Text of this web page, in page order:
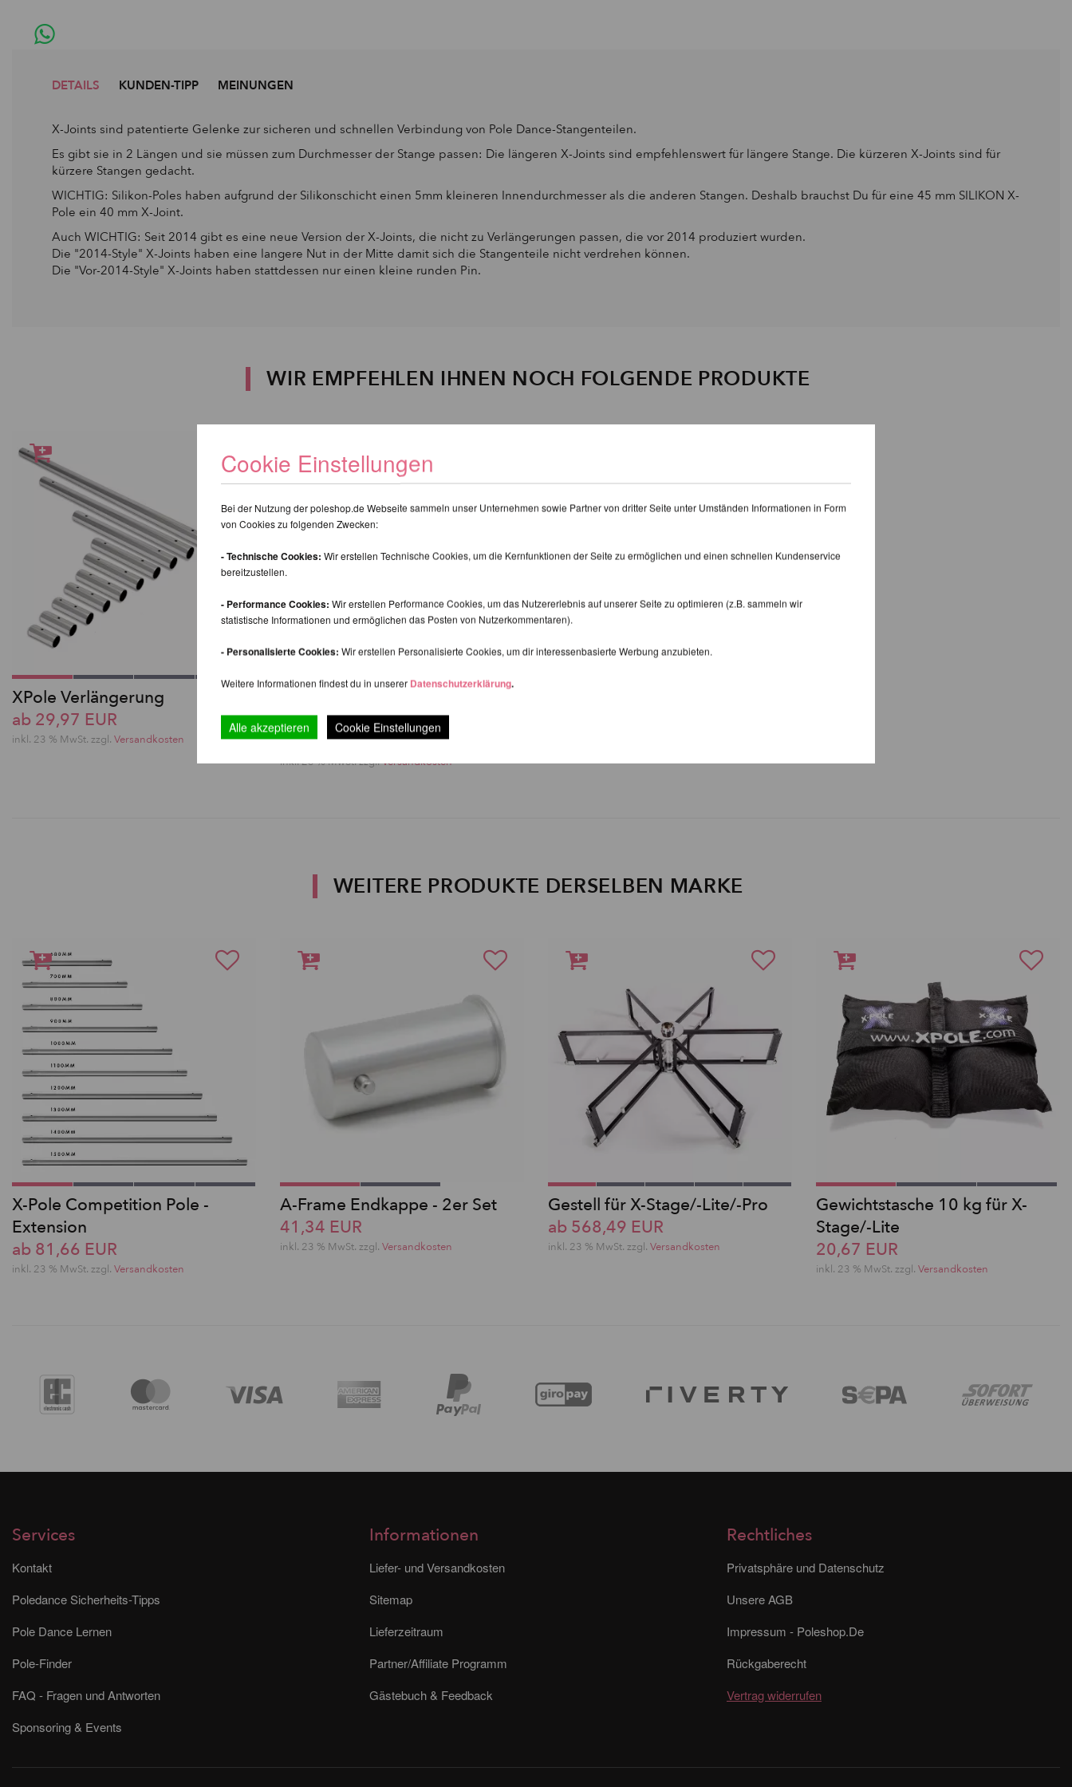
DETAILS KUNDEN-TIPP MEINUNGEN
X-Joints sind patentierte Gelenke zur sicheren und schnellen Verbindung von Pole Dance-Stangenteilen.
Es gibt sie in 2 Längen und sie müssen zum Durchmesser der Stange passen: Die längeren X-Joints sind empfehlenswert für längere Stange. Die kürzeren X-Joints sind für
kürzere Stangen gedacht.
WICHTIG: Silikon-Poles haben aufgrund der Silikonschicht einen 5mm kleineren Innendurchmesser als die anderen Stangen. Deshalb brauchst Du für eine 45 mm SILIKON X-
Pole ein 40 mm X-Joint.
Auch WICHTIG: Seit 2014 gibt es eine neue Version der X-Joints, die nicht zu Verlängerungen passen, die vor 2014 produziert wurden.
Die "2014-Style" X-Joints haben eine langere Nut in der Mitte damit sich die Stangenteile nicht verdrehen können.
Die "Vor-2014-Style" X-Joints haben stattdessen nur einen kleine runden Pin.
WIR EMPFEHLEN IHNEN NOCH FOLGENDE PRODUKTE
XPole Verlängerung
ab 29,97 EUR
inkl. 23 % MwSt. zzgl. Versandkosten
Bodenaufkleber
20,66 EUR
inkl. 23 % MwSt. zzgl.Versandkosten
WEITERE PRODUKTE DERSELBEN MARKE
X-Pole Competition Pole -
Extension
ab 81,66 EUR
inkl. 23 % MwSt. zzgl. Versandkosten
A-Frame Endkappe - 2er Set
41,34 EUR
inkl. 23 % MwSt. zzgl. Versandkosten
Gestell für X-Stage/-Lite/-Pro
ab 568,49 EUR
inkl. 23 % MwSt. zzgl. Versandkosten
Gewichtstasche 10 kg für X-
Stage/-Lite
20,67 EUR
inkl. 23 % MwSt. zzgl. Versandkosten
Services
Kontakt
Poledance Sicherheits-Tipps
Pole Dance Lernen
Pole-Finder
FAQ - Fragen und Antworten
Sponsoring & Events
Informationen
Liefer- und Versandkosten
Sitemap
Lieferzeitraum
Partner/Affiliate Programm
Gästebuch & Feedback
Rechtliches
Privatsphäre und Datenschutz
Unsere AGB
Impressum - Poleshop.De
Rückgaberecht
Vertrag widerrufen
Cookie Einstellungen
Bei der Nutzung der poleshop.de Webseite sammeln unser Unternehmen sowie Partner von dritter Seite unter Umständen Informationen in Form
von Cookies zu folgenden Zwecken:
- Technische Cookies: Wir erstellen Technische Cookies, um die Kernfunktionen der Seite zu ermöglichen und einen schnellen Kundenservice
bereitzustellen.
- Performance Cookies: Wir erstellen Performance Cookies, um das Nutzererlebnis auf unserer Seite zu optimieren (z.B. sammeln wir
statistische Informationen und ermöglichen das Posten von Nutzerkommentaren).
- Personalisierte Cookies: Wir erstellen Personalisierte Cookies, um dir interessenbasierte Werbung anzubieten.
Weitere Informationen findest du in unserer Datenschutzerklärung.
Alle akzeptieren Cookie Einstellungen